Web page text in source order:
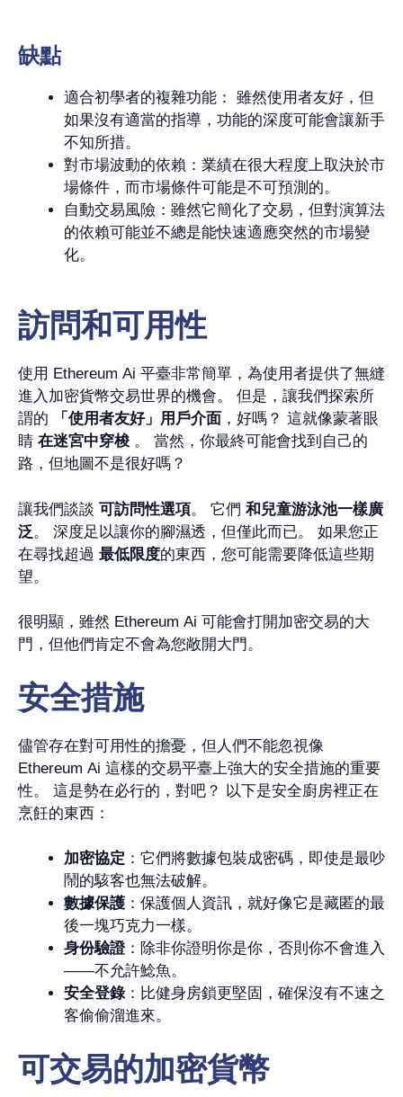
缺點
適合初學者的複雜功能： 雖然使用者友好，但
如果沒有適當的指導，功能的深度可能會讓新手
不知所措。
對市場波動的依賴：業績在很大程度上取決於市
場條件，而市場條件可能是不可預測的。
自動交易風險：雖然它簡化了交易，但對演算法
的依賴可能並不總是能快速適應突然的市場變
化。
訪問和可用性
使用 Ethereum Ai 平臺非常簡單，為使用者提供了無縫
進入加密貨幣交易世界的機會。 但是，讓我們探索所
謂的
「使用者友好」用戶介面 ，好嗎？ 這就像蒙著眼
睛 在迷宮中穿梭 。 當然，你最終可能會找到自己的
路，但地圖不是很好嗎？
讓我們談談 可訪問性選項。 它們 和兒童游泳池一樣廣
泛。 深度足以讓你的腳濕透，但僅此而已。 如果您正
在尋找超過 最低限度的東西，您可能需要降低這些期
望。
很明顯，雖然 Ethereum Ai 可能會打開加密交易的大
門，但他們肯定不會為您敞開大門。
安全措施
儘管存在對可用性的擔憂，但人們不能忽視像
Ethereum Ai 這樣的交易平臺上強大的安全措施的重要
性。 這是勢在必行的，對吧？ 以下是安全廚房裡正在
烹飪的東西：
加密協定 ：它們將數據包裝成密碼，即使是最吵
鬧的駭客也無法破解。
數據保護 ：保護個人資訊，就好像它是藏匿的最
後一塊巧克力一樣。
身份驗證：除非你證明你是你，否則你不會進入
——不允許鯰魚。
安全登錄：比健身房鎖更堅固，確保沒有不速之
客偷偷溜進來。
可交易的加密貨幣